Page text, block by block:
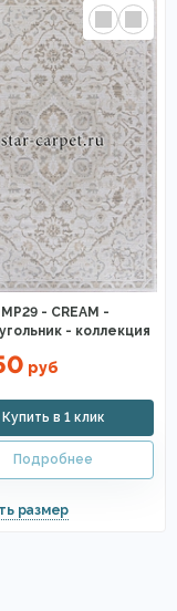
- CREAM -
- коллекция
руб